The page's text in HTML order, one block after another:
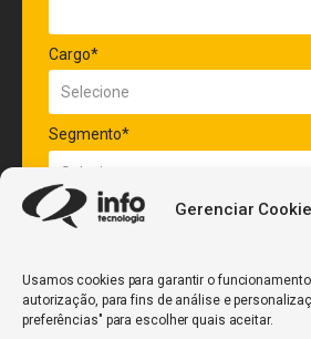
Gerenciar
Usamos cookies para garantir o
autorização, para fins de análise e
preferências" para escolher quais aceitar.
Cargo*
Segmento*
Quantidade de veículos da frota*
ENVIAR